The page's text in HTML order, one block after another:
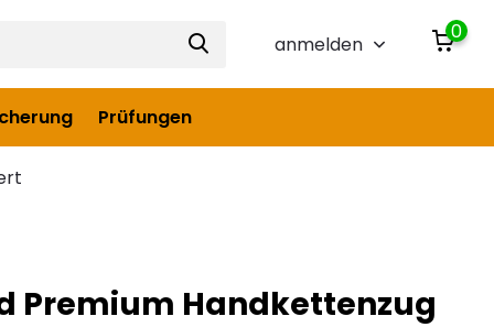
anmelden
0
Prüfungen
Premium Handkettenzug